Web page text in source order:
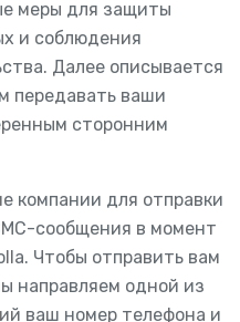
меры для защиты
и соблюдения
Далее описывается
передавать ваши
сторонним
компании для отправки
сообщения в момент
Чтобы отправить вам
направляем одной из
ваш номер телефона и